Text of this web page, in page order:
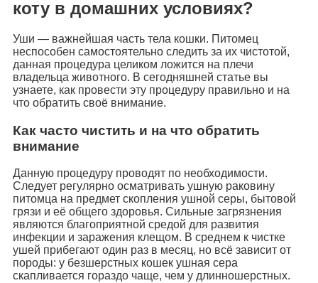
коту в домашних условиях?
Уши — важнейшая часть тела кошки. Питомец
неспособен самостоятельно следить за их чистотой,
данная процедура целиком ложится на плечи
владельца животного. В сегодняшней статье вы
узнаете, как провести эту процедуру правильно и на
что обратить своё внимание.
Как часто чистить и на что обратить
внимание
Данную процедуру проводят по необходимости.
Следует регулярно осматривать ушную раковину
питомца на предмет скопления ушной серы, бытовой
грязи и её общего здоровья. Сильные загрязнения
являются благоприятной средой для развития
инфекции и заражения клещом. В среднем к чистке
ушей прибегают один раз в месяц, но всё зависит от
породы: у безшерстных кошек ушная сера
скапливается гораздо чаще, чем у длинношерстных.